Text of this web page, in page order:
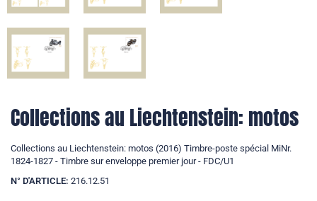
Collections au Liechtenstein: motos
Collections au Liechtenstein: motos (2016) Timbre-poste spécial MiNr.
1824-1827 - Timbre sur enveloppe premier jour - FDC/U1
N° D'ARTICLE: 216.12.51